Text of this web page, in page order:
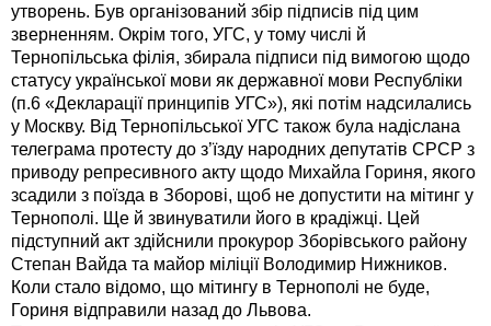
утворень. Був організований збір підписів під цим
зверненням. Окрім того, УГС, у тому числі й
Тернопільська філія, збирала підписи під вимогою щодо
статусу української мови як державної мови Республіки
(п.6 «Декларації принципів УГС»), які потім надсилались
у Москву. Від Тернопільської УГС також була надіслана
телеграма протесту до з’їзду народних депутатів СРСР з
приводу репресивного акту щодо Михайла Гориня, якого
зсадили з поїзда в Зборові, щоб не допустити на мітинг у
Тернополі. Ще й звинуватили його в крадіжці. Цей
підступний акт здійснили прокурор Зборівського району
Степан Вайда та майор міліції Володимир Нижников.
Коли стало відомо, що мітингу в Тернополі не буде,
Гориня відправили назад до Львова.